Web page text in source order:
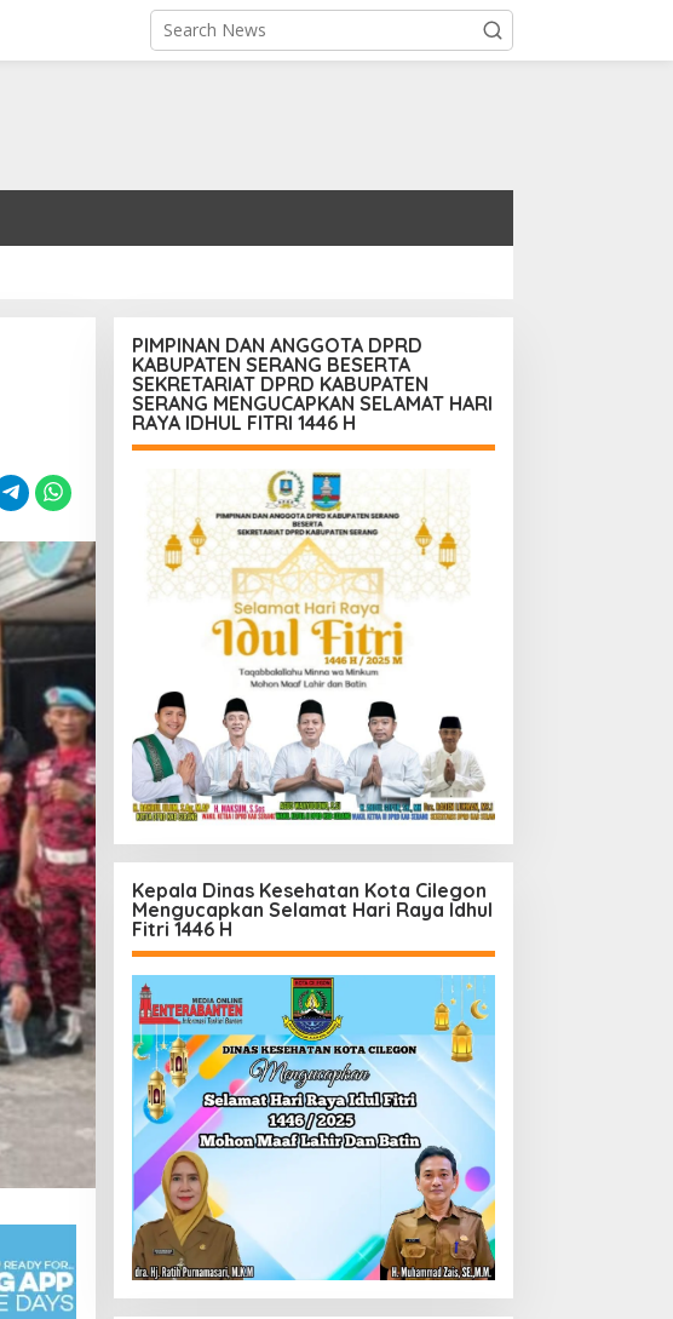
PIMPINAN DAN ANGGOTA DPRD
KABUPATEN SERANG BESERTA
SEKRETARIAT DPRD KABUPATEN
SERANG MENGUCAPKAN SELAMAT HARI
RAYA IDHUL FITRI 1446 H
Kepala Dinas Kesehatan Kota Cilegon
Mengucapkan Selamat Hari Raya Idhul
Fitri 1446 H